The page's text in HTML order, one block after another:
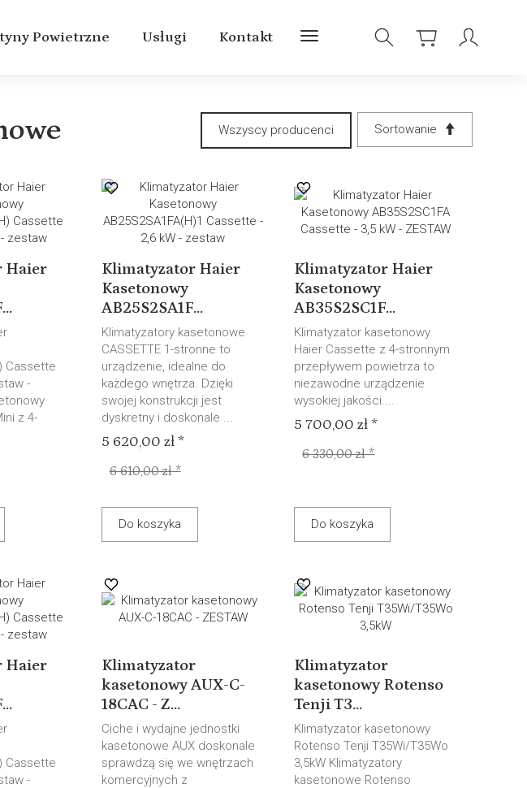
Powietrzne Usługi Kontakt
Sortowanie
Haier
Cassette
-
z 4-
Klimatyzator Haier
Kasetonowy
AB25S2SA1F...
Klimatyzatory kasetonowe
CASSETTE 1-stronne to
urządzenie, idealne do
każdego wnętrza. Dzięki
swojej konstrukcji jest
dyskretny i doskonale ...
5 620,00 zł *
6 610,00 zł *
Do koszyka
Klimatyzator Haier
Kasetonowy
AB35S2SC1F...
Klimatyzator kasetonowy
Haier Cassette z 4-stronnym
przepływem powietrza to
niezawodne urządzenie
wysokiej jakości....
5 700,00 zł *
6 330,00 zł *
Do koszyka
Haier
Cassette
-
Klimatyzator
kasetonowy AUX-C-
18CAC - Z...
Ciche i wydajne jednostki
kasetonowe AUX doskonale
sprawdzą się we wnętrzach
komercyjnych z
Klimatyzator
kasetonowy Rotenso
Tenji T3...
Klimatyzator kasetonowy
Rotenso Tenji T35Wi/T35Wo
3,5kW Klimatyzatory
kasetonowe Rotenso